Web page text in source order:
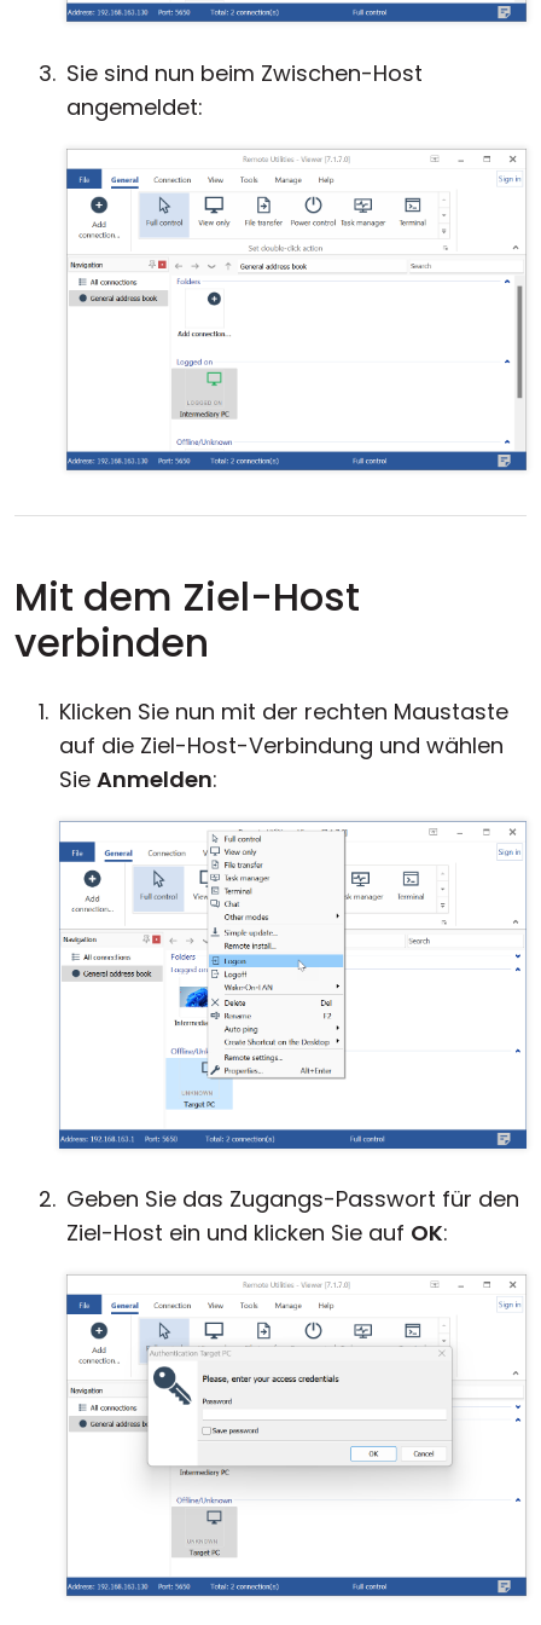
Sie sind nun beim Zwischen-Host
angemeldet:
Mit dem Ziel-Host
verbinden
Klicken Sie nun mit der rechten Maustaste
auf die Ziel-Host-Verbindung und wählen
Sie Anmelden:
Geben Sie das Zugangs-Passwort für den
Ziel-Host ein und klicken Sie auf OK: